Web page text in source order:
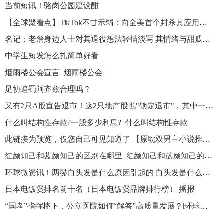
当前短讯！骆岗公园建设酣
【全球聚看点】TikTok不甘示弱：向全美首个封杀其应用程序的蒙大拿州发难
名记：老詹身边人士对其退役想法轻描淡写 其情绪与甜瓜退役有关 热头条
中学生短发怎么扎简单好看
烟雨楼公会宣言_烟雨楼公会
足协追罚阿齐兹合理吗？
又有2只A股宣告退市！这2只地产股也"锁定退市"，其中一家曾获恒大控股…_环球百事通
什么叫结构性存款?一般多少利息?_什么叫结构性存款
此链接为预览，仅您自己可见知道了 【原耽双男主小说推荐】《不想再卑微》夸克浏览器
红颜知己和蓝颜知己的区别在哪里_红颜知己和蓝颜知己的区别
环球微资讯！两鬓白头发是什么原因引起的 白头发是什么原因引起的
日本电饭煲排名前十名（日本电饭煲品牌排行榜） 播报
“国考”指挥棒下，公立医院如何“解答”高质量发展？|环球关注